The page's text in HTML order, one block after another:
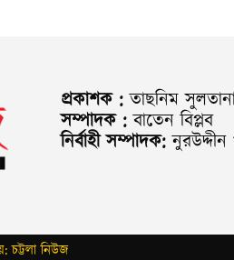
প্রকাশক : তাছনিম
সম্পাদক : বাতেন বিপ্লব
নির্বাহী সম্পাদক:
চট্টলা নিউজ